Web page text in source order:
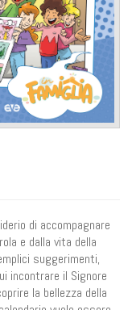
di accompagnare
e dalla vita della
suggerimenti,
incontrare il Signore
la bellezza della